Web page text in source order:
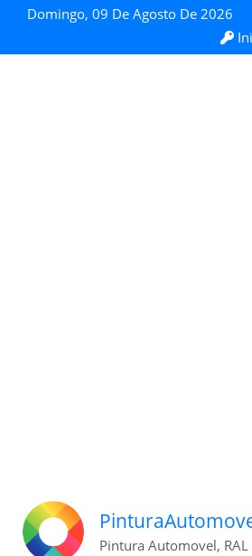
Domingo, 09 De Agosto De 2026
Pintura Automovel, RAL